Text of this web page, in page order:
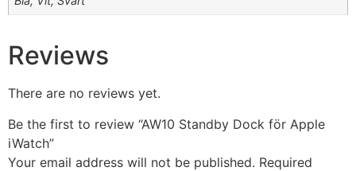
Reviews
There are no reviews yet.
Be the first to review “AW10 Standby Dock för Apple
iWatch”
Your email address will not be published. Required